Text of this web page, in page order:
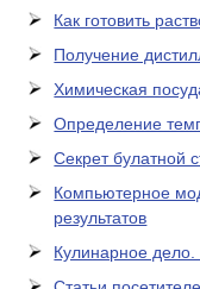
Как готовить
Получение
Химическая
Определение
Секрет булатной
Компьютерное
результатов
Кулинарное